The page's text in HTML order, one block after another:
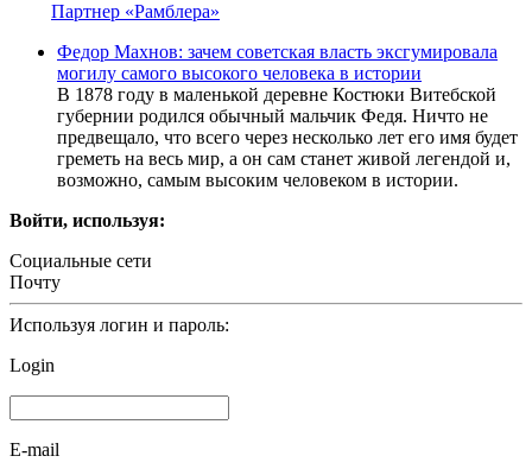
Партнер «Рамблера»
Федор Махнов: зачем советская власть эксгумировала
могилу самого высокого человека в истории
В 1878 году в маленькой деревне Костюки Витебской
губернии родился обычный мальчик Федя. Ничто не
предвещало, что всего через несколько лет его имя будет
греметь на весь мир, а он сам станет живой легендой и,
возможно, самым высоким человеком в истории.
Войти, используя:
Социальные сети
Почту
Используя логин и пароль:
Login
E-mail